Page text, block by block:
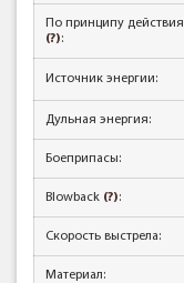
По принципу действия
(?):
Источник энергии:
Дульная энергия:
Боеприпасы:
Blowback (?):
Скорость выстрела:
Материал: